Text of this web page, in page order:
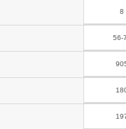
8
56-